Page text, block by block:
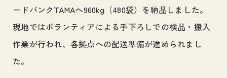
ードバンクTAMAへ960kg（480袋）を納品しました。
現地ではボランティアによる手下ろしでの検品・搬入
作業が行われ、各拠点への配送準備が進められまし
た。